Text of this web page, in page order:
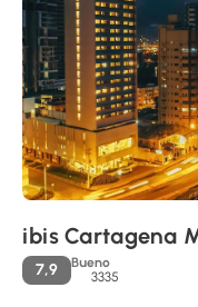
ibis Cartagena
7,9
Bueno
3335